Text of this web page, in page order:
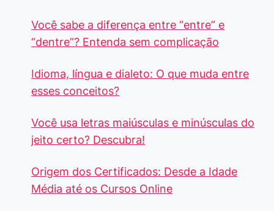
Você sabe a diferença entre “entre” e
“dentre”? Entenda sem complicação
Idioma, língua e dialeto: O que muda entre
esses conceitos?
Você usa letras maiúsculas e minúsculas do
jeito certo? Descubra!
Origem dos Certificados: Desde a Idade
Média até os Cursos Online